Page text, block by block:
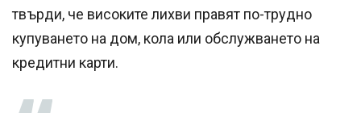
твърди, че високите лихви правят по-трудно
купуването на дом, кола или обслужването на
кредитни карти.